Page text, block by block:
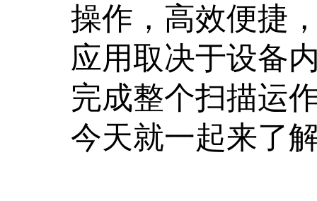
操作，高效便捷
应用取决于设备
完成整个扫描运
今天就一起来了